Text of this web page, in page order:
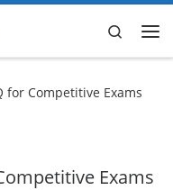
Search
for Competitive Exams
Exams